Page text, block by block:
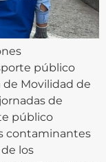
público
de Movilidad de
de
público
contaminantes
los